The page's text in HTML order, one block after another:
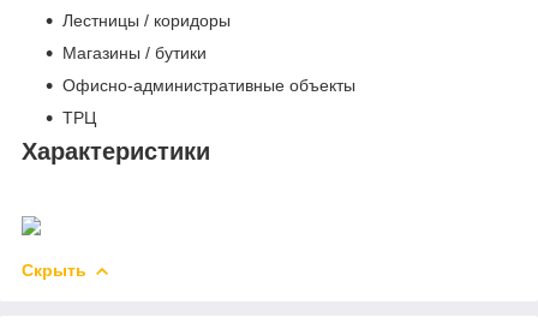
Лестницы / коридоры
Магазины / бутики
Офисно-административные объекты
ТРЦ
Характеристики
Скрыть